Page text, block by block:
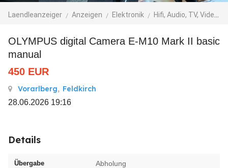
Laendleanzeiger Anzeigen Elektronik Hifi, Audio, TV, Video, Foto
OLYMPUS digital Camera E-M10 Mark II basic
manual
450 EUR
Vorarlberg, Feldkirch
28.06.2026 19:16
Details
Übergabe Abholung